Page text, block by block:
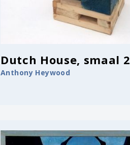
Dutch House, smaal 2
Anthony Heywood